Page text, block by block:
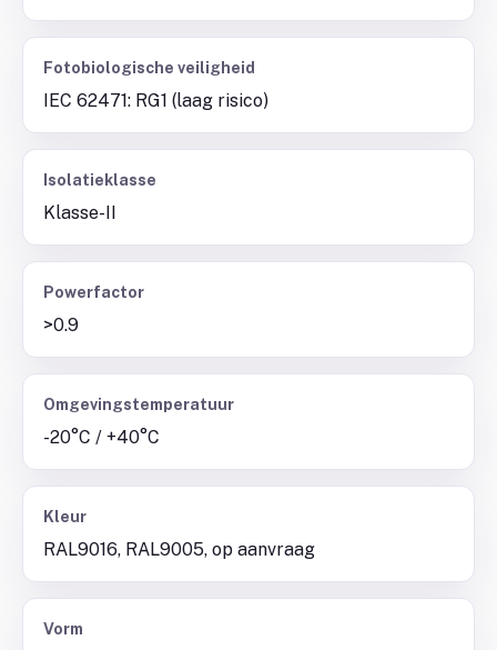
Fotobiologische veiligheid
IEC 62471: RG1 (laag risico)
Isolatieklasse
Klasse-II
Powerfactor
>0.9
Omgevingstemperatuur
-20°C / +40°C
Kleur
RAL9016, RAL9005, op aanvraag
Vorm